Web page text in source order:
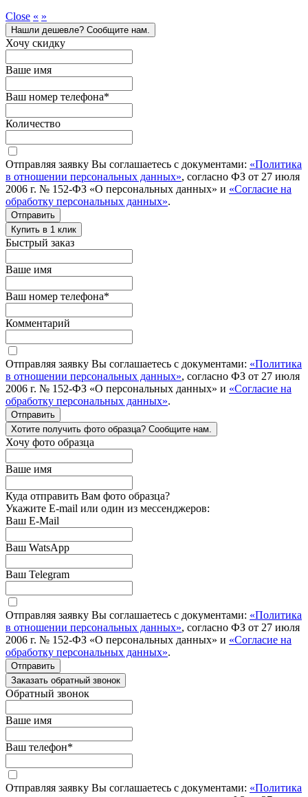
Close « »
Нашли дешевле? Сообщите нам.
Хочу скидку
Ваше имя
Ваш номер телефона*
Количество
Отправляя заявку Вы соглашаетесь с документами: «Политика
в отношении персональных данных», согласно ФЗ от 27 июля
2006 г. № 152-ФЗ «О персональных данных» и «Согласие на
обработку персональных данных».
Отправить
Купить в 1 клик
Быстрый заказ
Ваше имя
Ваш номер телефона*
Комментарий
Отправляя заявку Вы соглашаетесь с документами: «Политика
в отношении персональных данных», согласно ФЗ от 27 июля
2006 г. № 152-ФЗ «О персональных данных» и «Согласие на
обработку персональных данных».
Отправить
Хотите получить фото образца? Сообщите нам.
Хочу фото образца
Ваше имя
Куда отправить Вам фото образца?
Укажите E-mail или один из мессенджеров:
Ваш E-Mail
Ваш WatsApp
Ваш Telegram
Отправляя заявку Вы соглашаетесь с документами: «Политика
в отношении персональных данных», согласно ФЗ от 27 июля
2006 г. № 152-ФЗ «О персональных данных» и «Согласие на
обработку персональных данных».
Отправить
Заказать обратный звонок
Обратный звонок
Ваше имя
Ваш телефон*
Отправляя заявку Вы соглашаетесь с документами: «Политика